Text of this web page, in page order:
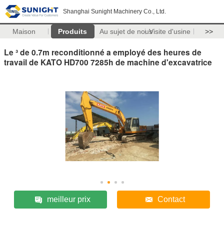
Shanghai Sunight Machinery Co., Ltd.
Maison Produits Au sujet de nousVisite d'usine >>
Le ³ de 0.7m reconditionné a employé des heures de
travail de KATO HD700 7285h de machine d'excavatrice
meilleur prix Contact